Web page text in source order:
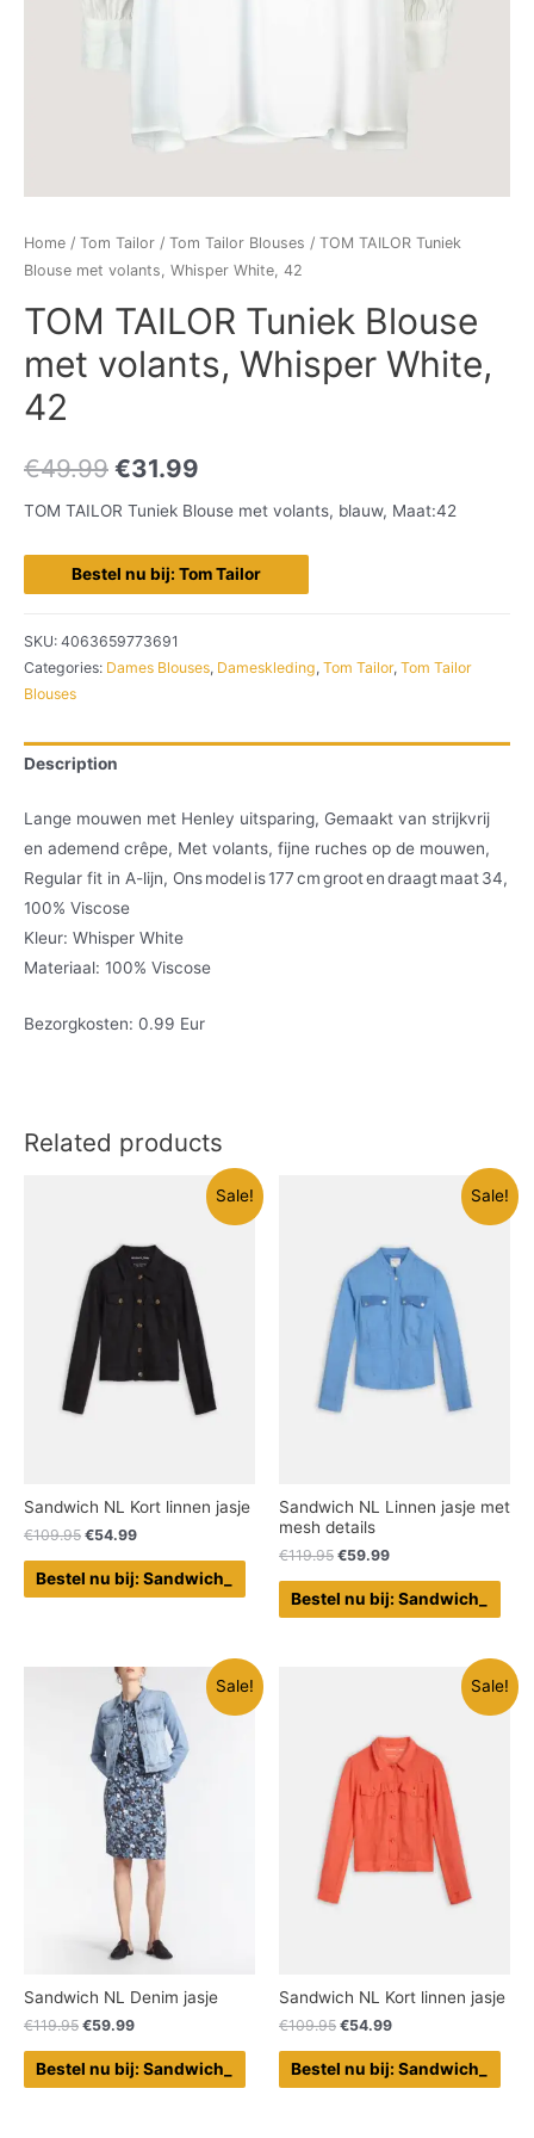
Home / Tom Tailor / Tom Tailor Blouses / TOM TAILOR Tuniek
Blouse met volants, Whisper White, 42
TOM TAILOR Tuniek Blouse
met volants, Whisper White,
42
€49.99 €31.99
TOM TAILOR Tuniek Blouse met volants, blauw, Maat:42
Bestel nu bij: Tom Tailor
SKU: 4063659773691
Categories: Dames Blouses, Dameskleding, Tom Tailor, Tom Tailor
Blouses
Description
Lange mouwen met Henley uitsparing, Gemaakt van strijkvrij
en ademend crêpe, Met volants, fijne ruches op de mouwen,
Regular fit in A-lijn, Ons model is 177 cm groot en draagt maat 34,
100% Viscose
Kleur: Whisper White
Materiaal: 100% Viscose
Bezorgkosten: 0.99 Eur
Related products
Sale!
Sandwich NL Kort linnen jasje
€109.95 €54.99
Bestel nu bij: Sandwich_
Sale!
Sandwich NL Linnen jasje met
mesh details
€119.95 €59.99
Bestel nu bij: Sandwich_
Sale!
Sandwich NL Denim jasje
€119.95 €59.99
Bestel nu bij: Sandwich_
Sale!
Sandwich NL Kort linnen jasje
€109.95 €54.99
Bestel nu bij: Sandwich_